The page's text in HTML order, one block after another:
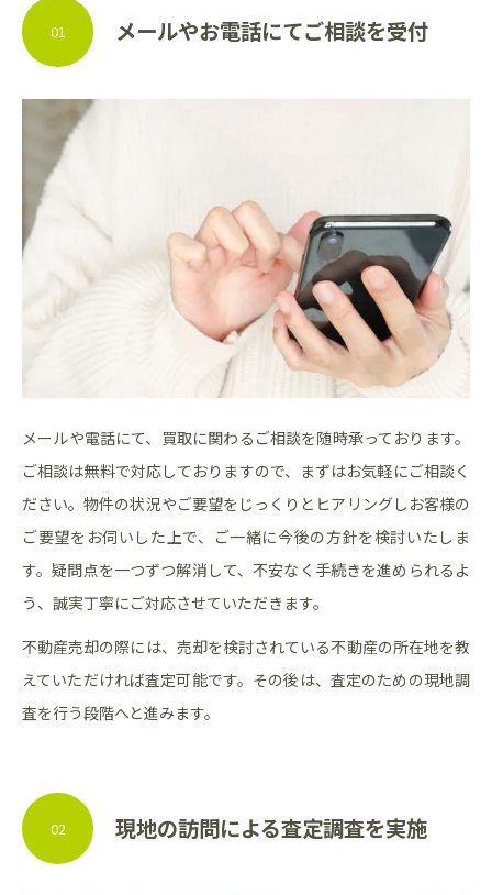
メールやお電話にてご相談を受付
01
メールや電話にて、買取に関わるご相談を随時承っております。
ご相談は無料で対応しておりますので、まずはお気軽にご相談く
ださい。物件の状況やご要望をじっくりとヒアリングしお客様の
ご要望をお伺いした上で、ご一緒に今後の方針を検討いたしま
す。疑問点を一つずつ解消して、不安なく手続きを進められるよ
う、誠実丁寧にご対応させていただきます。
不動産売却の際には、売却を検討されている不動産の所在地を教
えていただければ査定可能です。その後は、査定のための現地調
査を行う段階へと進みます。
現地の訪問による査定調査を実施
02